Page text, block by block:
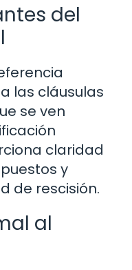
del
las cláusulas
se ven
claridad
y
de rescisión.
al